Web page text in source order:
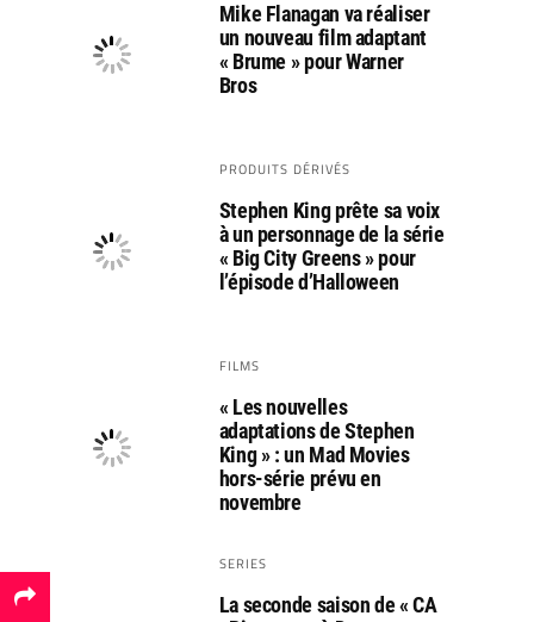
Mike Flanagan va réaliser
un nouveau film adaptant
« Brume » pour Warner
Bros
PRODUITS DÉRIVÉS
Stephen King prête sa voix
à un personnage de la série
« Big City Greens » pour
l’épisode d’Halloween
FILMS
« Les nouvelles
adaptations de Stephen
King » : un Mad Movies
hors-série prévu en
novembre
SERIES
La seconde saison de « CA